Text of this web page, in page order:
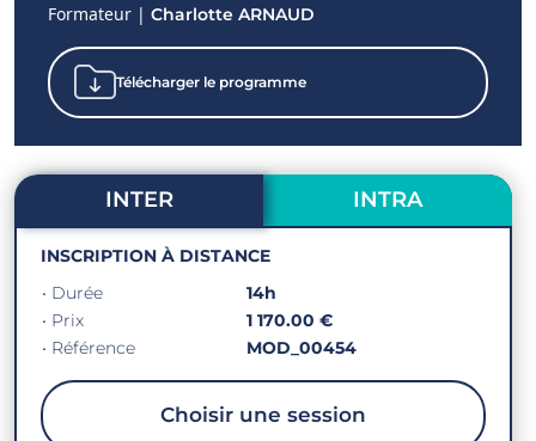
Formateur | Charlotte ARNAUD
Télécharger le programme
INTER INTRA
INSCRIPTION À DISTANCE
• Durée
14h
• Prix
1 170.00 €
• Référence
MOD_00454
Choisir une session